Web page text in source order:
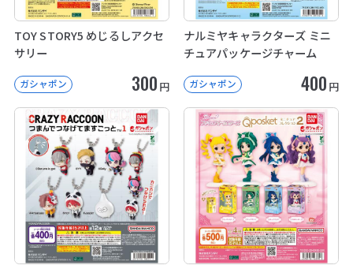
TOY STORY5 めじるしアクセ
サリー
ガシャポン 300 円
ナルミヤキャラクターズ ミニ
チュアパッケージチャーム
ガシャポン 400 円